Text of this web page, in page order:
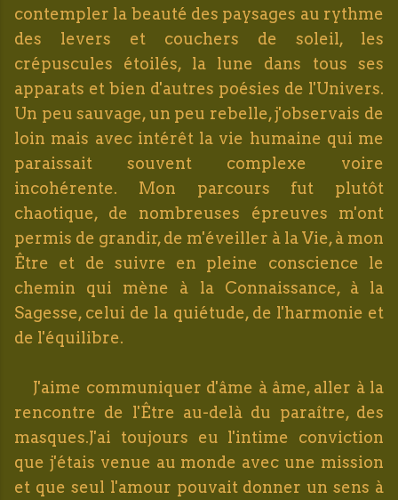
contempler la beauté des paysages au rythme
des levers et couchers de soleil, les
crépuscules étoilés, la lune dans tous ses
apparats et bien d'autres poésies de l'Univers.
Un peu sauvage, un peu rebelle, j'observais de
loin mais avec intérêt la vie humaine qui me
paraissait souvent complexe voire
incohérente. Mon parcours fut plutôt
chaotique, de nombreuses épreuves m'ont
permis de grandir, de m'éveiller à la Vie, à mon
Être et de suivre en pleine conscience le
chemin qui mène à la Connaissance, à la
Sagesse, celui de la quiétude, de l'harmonie et
de l'équilibre.
J'aime communiquer d'âme à âme, aller à la
rencontre de l'Être au-delà du paraître, des
masques.J'ai toujours eu l'intime conviction
que j'étais venue au monde avec une mission
et que seul l'amour pouvait donner un sens à